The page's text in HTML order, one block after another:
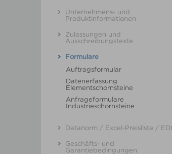
Unternehmens- und
Produktinformationen
Zulassungen und
Ausschreibungstexte
Formulare
Auftragsformular
Datenerfassung
Elementschornsteine
Anfrageformulare
Industrieschornsteine
Datanorm / Excel-Preisliste / EDI
Geschäfts- und
Garantiebedingungen